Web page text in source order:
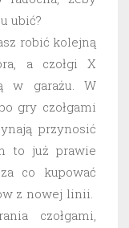
ubić?
robić kolejną
a czołgi X
w garażu. W
gry czołgami
przynosić
to już prawie
co kupować
z nowej linii.
czołgami,